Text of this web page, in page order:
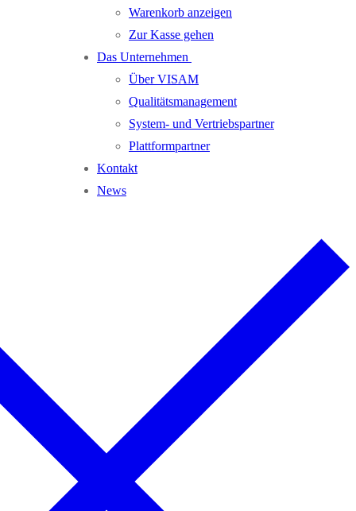
Warenkorb anzeigen
Zur Kasse gehen
Das Unternehmen
Über VISAM
Qualitätsmanagement
System- und Vertriebspartner
Plattformpartner
Kontakt
News